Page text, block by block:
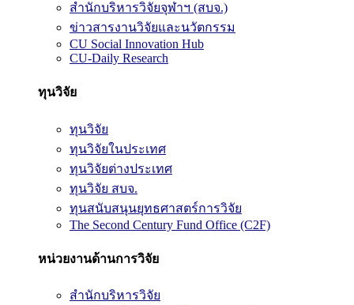
สำนักบริหารวิจัยจุฬาฯ (สบจ.)
ข่าวสารงานวิจัยและนวัตกรรม
CU Social Innovation Hub
CU-Daily Research
ทุนวิจัย
ทุนวิจัย
ทุนวิจัยในประเทศ
ทุนวิจัยต่างประเทศ
ทุนวิจัย สบจ.
ทุนสนับสนุนยุทธศาสตร์การวิจัย
The Second Century Fund Office (C2F)
หน่วยงานด้านการวิจัย
สำนักบริหารวิจัย